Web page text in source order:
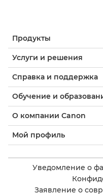
Продукты
Услуги и решения
Справка и поддержка
Обучение и
О компании Canon
Мой профиль
Уведомление о
Заявление о